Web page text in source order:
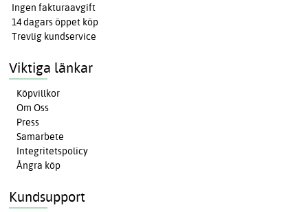
Ingen fakturaavgift
14 dagars öppet köp
Trevlig kundservice
Viktiga länkar
Köpvillkor
Om Oss
Press
Samarbete
Integritetspolicy
Ångra köp
Kundsupport